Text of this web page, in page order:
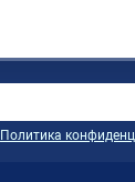
Политика